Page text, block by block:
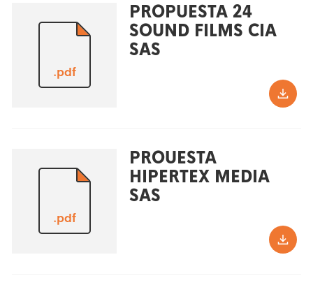
.pdf
PROPUESTA 24
SOUND FILMS CIA
SAS
.pdf
PROUESTA
HIPERTEX MEDIA
SAS